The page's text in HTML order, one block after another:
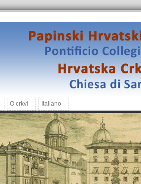
O crkvi Italiano